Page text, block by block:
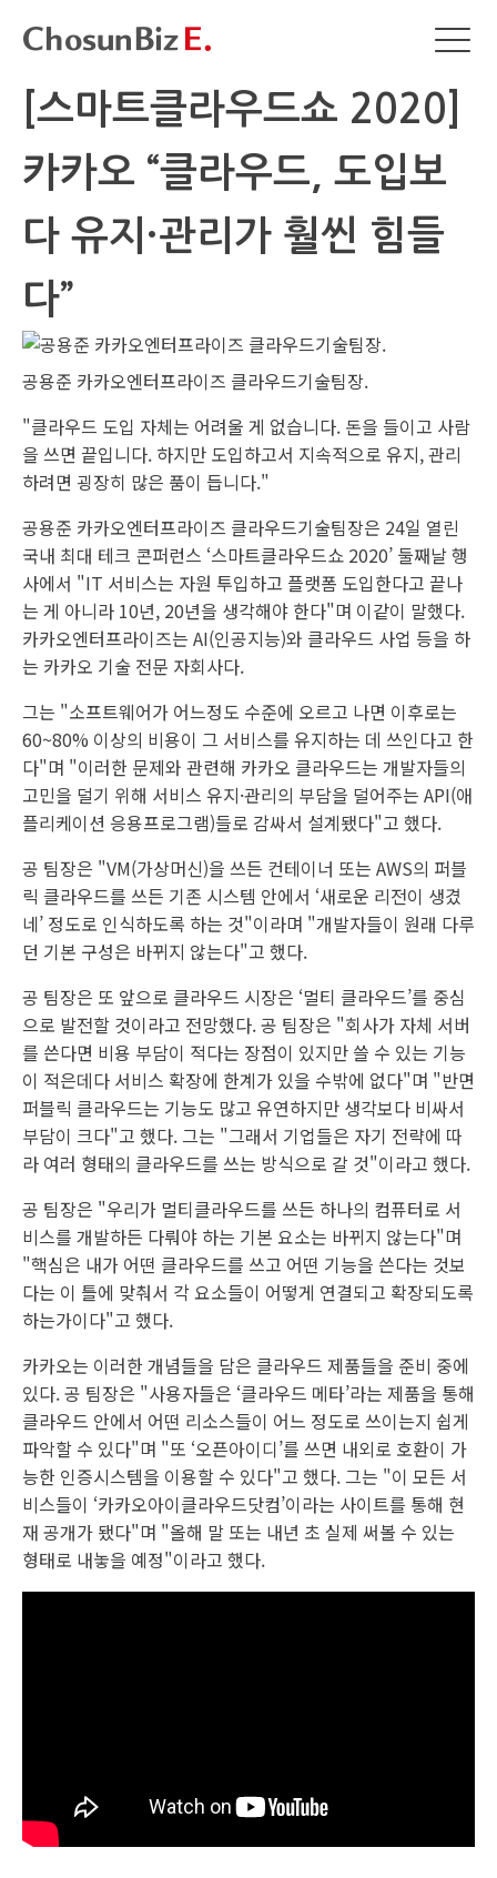
[스마트클라우드쇼 2020]
카카오 “클라우드, 도입보
다 유지·관리가 훨씬 힘들
다”
공용준 카카오엔터프라이즈 클라우드기술팀장.
"클라우드 도입 자체는 어려울 게 없습니다. 돈을 들이고 사람
을 쓰면 끝입니다. 하지만 도입하고서 지속적으로 유지, 관리
하려면 굉장히 많은 품이 듭니다."
공용준 카카오엔터프라이즈 클라우드기술팀장은 24일 열린
국내 최대 테크 콘퍼런스 ‘스마트클라우드쇼 2020’ 둘째날 행
사에서 "IT 서비스는 자원 투입하고 플랫폼 도입한다고 끝나
는 게 아니라 10년, 20년을 생각해야 한다"며 이같이 말했다.
카카오엔터프라이즈는 AI(인공지능)와 클라우드 사업 등을 하
는 카카오 기술 전문 자회사다.
그는 "소프트웨어가 어느정도 수준에 오르고 나면 이후로는
60~80% 이상의 비용이 그 서비스를 유지하는 데 쓰인다고 한
다"며 "이러한 문제와 관련해 카카오 클라우드는 개발자들의
고민을 덜기 위해 서비스 유지·관리의 부담을 덜어주는 API(애
플리케이션 응용프로그램)들로 감싸서 설계됐다"고 했다.
공 팀장은 "VM(가상머신)을 쓰든 컨테이너 또는 AWS의 퍼블
릭 클라우드를 쓰든 기존 시스템 안에서 ‘새로운 리전이 생겼
네’ 정도로 인식하도록 하는 것"이라며 "개발자들이 원래 다루
던 기본 구성은 바뀌지 않는다"고 했다.
공 팀장은 또 앞으로 클라우드 시장은 ‘멀티 클라우드’를 중심
으로 발전할 것이라고 전망했다. 공 팀장은 "회사가 자체 서버
를 쓴다면 비용 부담이 적다는 장점이 있지만 쓸 수 있는 기능
이 적은데다 서비스 확장에 한계가 있을 수밖에 없다"며 "반면
퍼블릭 클라우드는 기능도 많고 유연하지만 생각보다 비싸서
부담이 크다"고 했다. 그는 "그래서 기업들은 자기 전략에 따
라 여러 형태의 클라우드를 쓰는 방식으로 갈 것"이라고 했다.
공 팀장은 "우리가 멀티클라우드를 쓰든 하나의 컴퓨터로 서
비스를 개발하든 다뤄야 하는 기본 요소는 바뀌지 않는다"며
"핵심은 내가 어떤 클라우드를 쓰고 어떤 기능을 쓴다는 것보
다는 이 틀에 맞춰서 각 요소들이 어떻게 연결되고 확장되도록
하는가이다"고 했다.
카카오는 이러한 개념들을 담은 클라우드 제품들을 준비 중에
있다. 공 팀장은 "사용자들은 ‘클라우드 메타’라는 제품을 통해
클라우드 안에서 어떤 리소스들이 어느 정도로 쓰이는지 쉽게
파악할 수 있다"며 "또 ‘오픈아이디’를 쓰면 내외로 호환이 가
능한 인증시스템을 이용할 수 있다"고 했다. 그는 "이 모든 서
비스들이 ‘카카오아이클라우드닷컴’이라는 사이트를 통해 현
재 공개가 됐다"며 "올해 말 또는 내년 초 실제 써볼 수 있는
형태로 내놓을 예정"이라고 했다.